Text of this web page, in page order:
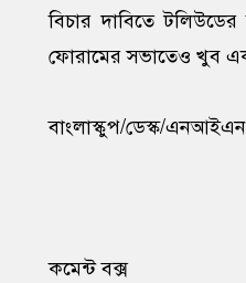
বিচার দাবিতে
ফোরামের সভাতেও খুব
বাংলাস্কুপ/ডেস্ক/এনআইএন
কমেন্ট বক্স